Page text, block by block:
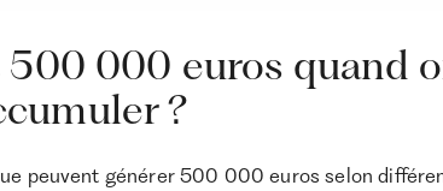
000 euros quand
?
peuvent générer 500 000 euros selon